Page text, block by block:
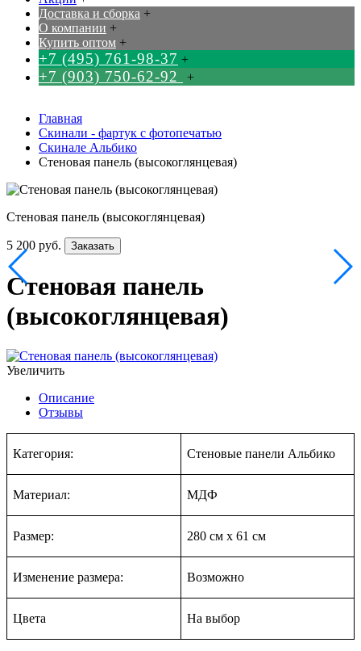
Доставка и сборка +
О компании +
Купить оптом +
+7 (495) 761-98-37 +
+7 (903) 750-62-92 +
Главная
Скинали - фартук с фотопечатью
Скинале Альбико
Стеновая панель (высокоглянцевая)
Стеновая панель (высокоглянцевая)
5 200 руб. Заказать
Стеновая панель
(высокоглянцевая)
Увеличить
Описание
Отзывы
Категория: Стеновые панели Альбико
Материал: МДФ
Размер: 280 смх 61 см
Изменение размера: Возможно
Цвета На выбор